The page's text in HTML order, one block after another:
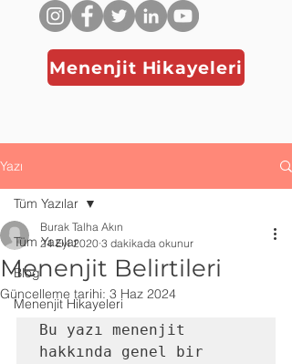
Menenjit Hikayeleri
Yazı
Tüm Yazılar
Blog
Menenjit Hikayeleri
Tüm Yazılar
Menenjit Belirtileri
Burak Talha Akın
24 Eyl 2020 3 dakikada okunur
Güncelleme tarihi: 3 Haz 2024
Bu yazı menenjit
hakkında genel bir